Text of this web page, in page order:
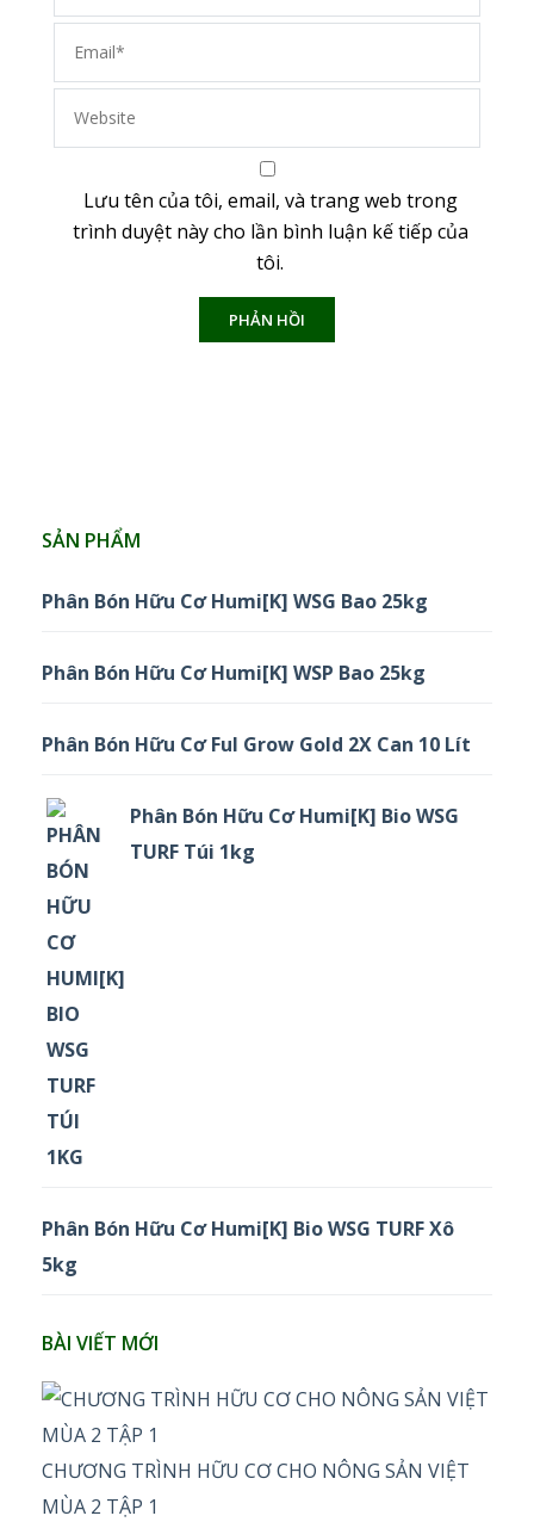
Lưu tên của tôi, email, và trang web trong
trình duyệt này cho lần bình luận kế tiếp của
tôi.
SẢN PHẨM
Phân Bón Hữu Cơ Humi[K] WSG Bao 25kg
Phân Bón Hữu Cơ Humi[K] WSP Bao 25kg
Phân Bón Hữu Cơ Ful Grow Gold 2X Can 10 Lít
Phân Bón Hữu Cơ Humi[K] Bio WSG
TURF Túi 1kg
Phân Bón Hữu Cơ Humi[K] Bio WSG TURF Xô
5kg
BÀI VIẾT MỚI
CHƯƠNG TRÌNH HỮU CƠ CHO NÔNG SẢN VIỆT
MÙA 2 TẬP 1